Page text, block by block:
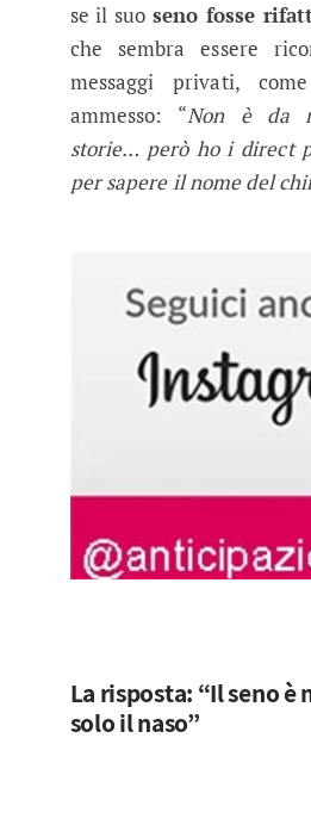
se il suo seno fosse
che sembra essere
messaggi privati,
ammesso: “Non è da
storie… però ho i direct
per sapere il nome del
La risposta: “Il seno
solo il naso”